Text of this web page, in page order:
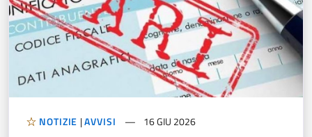
NOTIZIE |AVVISI 16 GIU 2026